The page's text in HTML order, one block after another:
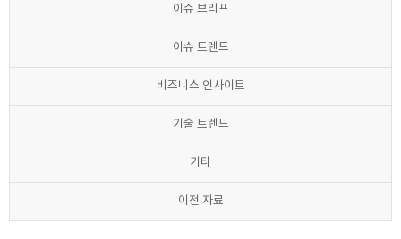
이슈 브리프
이슈 트렌드
비즈니스 인사이트
기술 트렌드
기타
이전 자료